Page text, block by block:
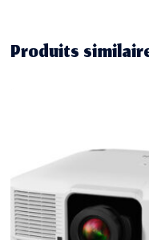
Produits